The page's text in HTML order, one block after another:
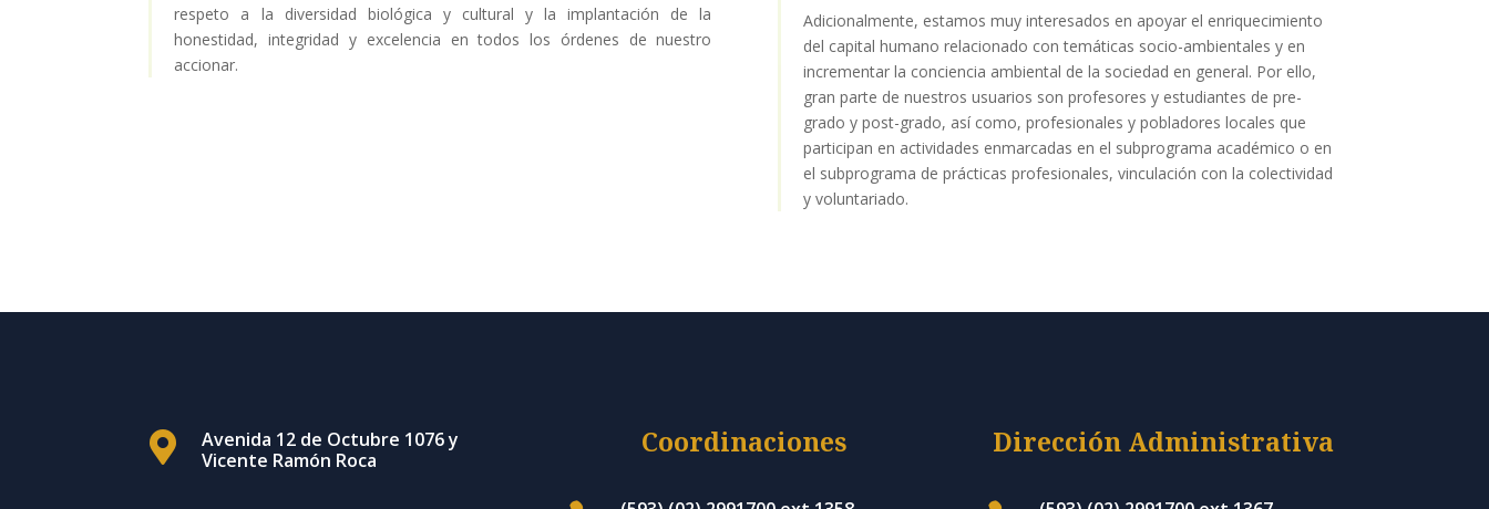
respeto a la diversidad biológica y cultural y la implantación de la
honestidad, integridad y excelencia en todos los órdenes de nuestro
accionar.
Adicionalmente, estamos muy interesados en apoyar el enriquecimiento
del capital humano relacionado con temáticas socio-ambientales y en
incrementar la conciencia ambiental de la sociedad en general. Por ello,
gran parte de nuestros usuarios son profesores y estudiantes de pre-
grado y post-grado, así como, profesionales y pobladores locales que
participan en actividades enmarcadas en el subprograma académico o en
el subprograma de prácticas profesionales, vinculación con la colectividad
y voluntariado.

Avenida 12 de Octubre 1076 y
Vicente Ramón Roca
Coordinaciones Dirección Administrativa